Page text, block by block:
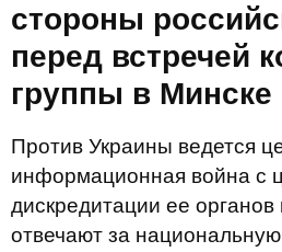
стороны
перед встречей
группы в Минске
Против Украины ведется
информационная война с
дискредитации ее органов
отвечают за